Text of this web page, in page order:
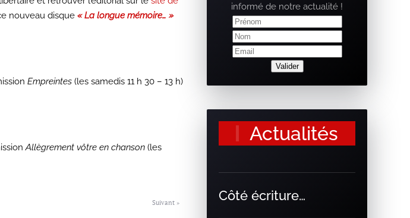
nouveau disque « La longue mémoire… »
Empreintes (les samedis 11 h 30 – 13 h)
Allègrement vôtre en chanson (les
Suivant »
informé de notre actualité !
Actualités
Côté écriture…